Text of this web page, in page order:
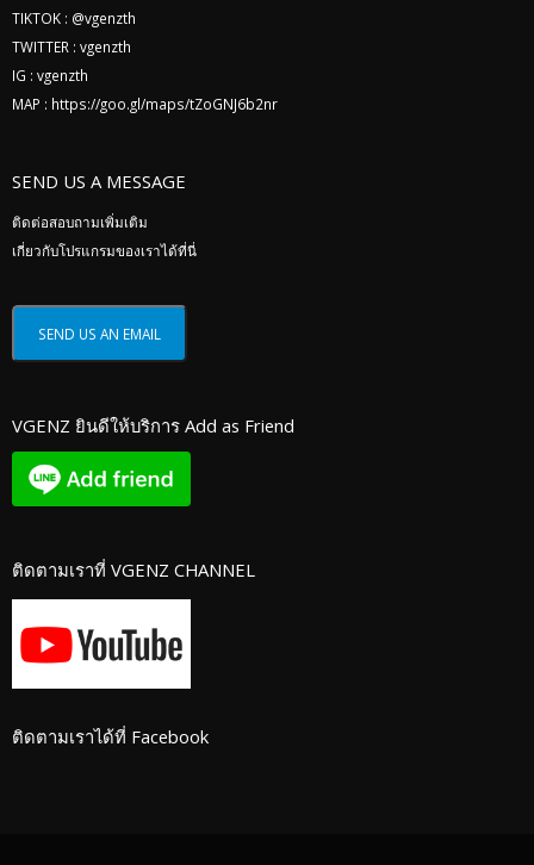
TIKTOK : @vgenzth
TWITTER : vgenzth
IG : vgenzth
MAP : https://goo.gl/maps/tZoGNJ6b2nr
SEND US A MESSAGE
ติดต่อสอบถามเพิ่มเติม
เกี่ยวกับโปรแกรมของเราได้ที่นี่
VGENZ ยินดีให้บริการ Add as Friend
ติดตามเราที่ VGENZ CHANNEL
ติดตามเราได้ที่ Facebook